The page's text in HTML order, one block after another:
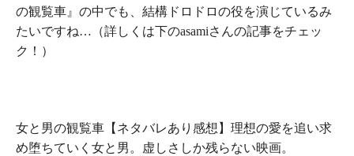
の観覧車 』の中でも、結構ドロドロの役を演じているみ
たいですね…（詳しくは下のasamiさんの記事をチェッ
ク！）
女と男の観覧車【ネタバレあり感想】理想の愛を追い求
め堕ちていく女と男。虚しさしか残らない映画。